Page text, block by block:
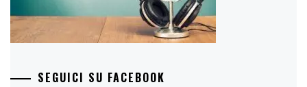
SEGUICI SU FACEBOOK